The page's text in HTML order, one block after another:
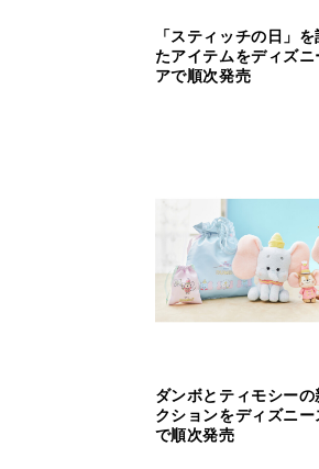
「スティッチの日」
たアイテムをディズニ
アで順次発売
ダンボとティモシーの
クションをディズニー
で順次発売